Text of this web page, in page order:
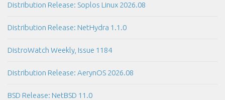
Distribution Release: Soplos Linux 2026.08
Distribution Release: NetHydra 1.1.0
DistroWatch Weekly, Issue 1184
Distribution Release: AerynOS 2026.08
BSD Release: NetBSD 11.0